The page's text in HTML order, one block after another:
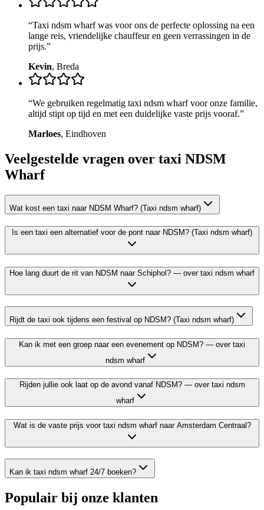
“Taxi ndsm wharf was voor ons de perfecte oplossing na een
lange reis, vriendelijke chauffeur en geen verrassingen in de
prijs.”
Kevin, Breda
“We gebruiken regelmatig taxi ndsm wharf voor onze familie,
altijd stipt op tijd en met een duidelijke vaste prijs vooraf.”
Marloes, Eindhoven
Veelgestelde vragen over taxi NDSM
Wharf
Wat kost een taxi naar NDSM Wharf? (Taxi ndsm wharf)
Is een taxi een alternatief voor de pont naar NDSM? (Taxi ndsm wharf)
Hoe lang duurt de rit van NDSM naar Schiphol? — over taxi ndsm wharf
Rijdt de taxi ook tijdens een festival op NDSM? (Taxi ndsm wharf)
Kan ik met een groep naar een evenement op NDSM? — over taxi
ndsm wharf
Rijden jullie ook laat op de avond vanaf NDSM? — over taxi ndsm
wharf
Wat is de vaste prijs voor taxi ndsm wharf naar Amsterdam Centraal?
Kan ik taxi ndsm wharf 24/7 boeken?
Populair bij onze klanten